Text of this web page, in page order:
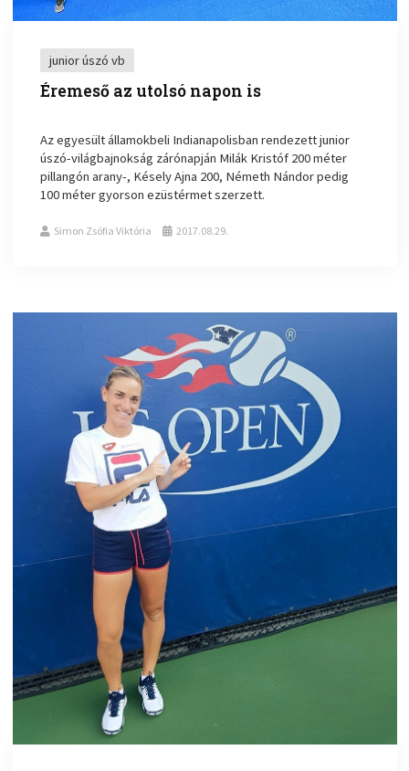
junior úszó vb
Éremeső az utolsó napon is
Az egyesült államokbeli Indianapolisban rendezett junior
úszó-világbajnokság zárónapján Milák Kristóf 200 méter
pillangón arany-, Késely Ajna 200, Németh Nándor pedig
100 méter gyorson ezüstérmet szerzett.
Simon Zsófia Viktória 2017.08.29.